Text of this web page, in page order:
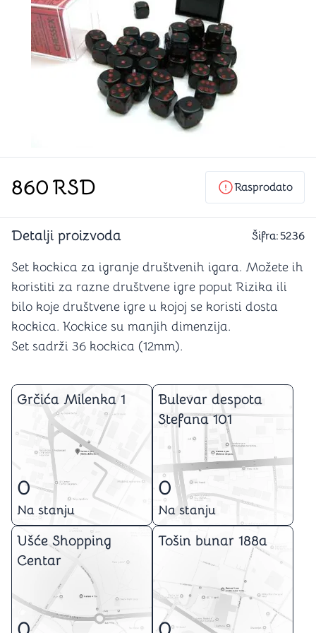
860RSD Rasprodato
Detalji proizvoda Šifra: 5236
Set kockica za igranje društvenih igara. Možete ih
koristiti za razne društvene igre poput Rizika ili
bilo koje društvene igre u kojoj se koristi dosta
kockica. Kockice su manjih dimenzija.
Set sadrži 36 kockica (12mm).
Grčića Milenka 1
0
Na stanju
Bulevar despota
Stefana 101
0
Na stanju
Ušće Shopping
Centar
Tošin bunar 188a